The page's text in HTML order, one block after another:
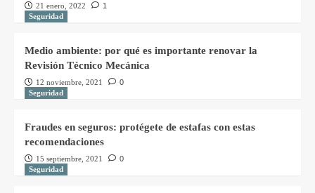
21 enero, 2022
1
Seguridad
Medio ambiente: por qué es importante renovar la
Revisión Técnico Mecánica
12 noviembre, 2021
0
Seguridad
Fraudes en seguros: protégete de estafas con estas
recomendaciones
15 septiembre, 2021
0
Seguridad